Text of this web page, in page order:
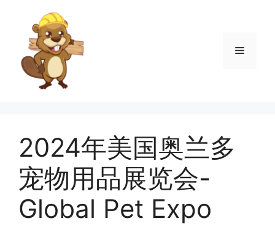
菜
2024年美国奥兰多
宠物用品展览会-
Global Pet Expo